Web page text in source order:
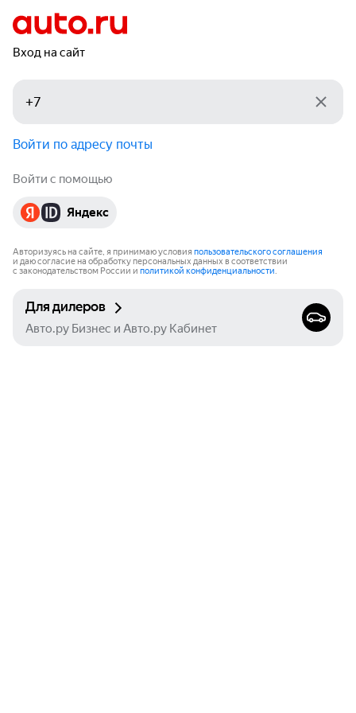
Вход на сайт
Войти по адресу почты
Войти с помощью
Яндекс
Авторизуясь на сайте, я принимаю условия пользовательского соглашения
и даю согласие на обработку персональных данных в соответствии
с законодательством России и политикой конфиденциальности.
Для дилеров
Авто.ру Бизнес и Авто.ру Кабинет